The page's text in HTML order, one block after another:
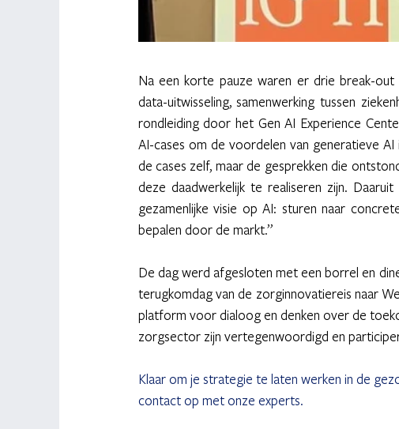
Na een korte pauze waren er drie break-out
data-uitwisseling, samenwerking tussen
rondleiding door het Gen AI Experience
AI-cases om de voordelen van generatieve
de cases zelf, maar de gesprekken die
deze daadwerkelijk te realiseren zijn.
gezamenlijke visie op AI: sturen naar
bepalen door de markt.”
De dag werd afgesloten met een borrel en
terugkomdag van de zorginnovatiereis naar
platform voor dialoog en denken over de
zorgsector zijn vertegenwoordigd en
Klaar om je strategie te laten werken in de
contact op met onze experts.